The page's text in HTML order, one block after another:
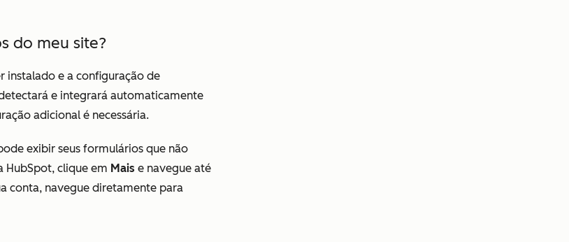
do meu site?
instalado e a configuração de
e integrará automaticamente
adicional é necessária.
exibir seus formulários que não
HubSpot, clique em Mais e navegue até
conta, navegue diretamente para